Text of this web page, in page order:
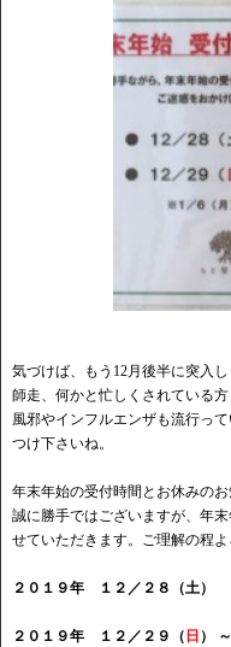
気づけば、もう12月後半に突入し
師走、何かと忙しくされている方
風邪やインフルエンザも流行っ
つけ下さいね。
年末年始の受付時間とお休みの
誠に勝手ではございますが、年
せていただきます。ご理解の程よ
２０１９年 １２／２８（土）
２０１９年 １２／２９（ 日 ）